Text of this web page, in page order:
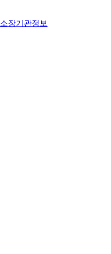
소장기관정보